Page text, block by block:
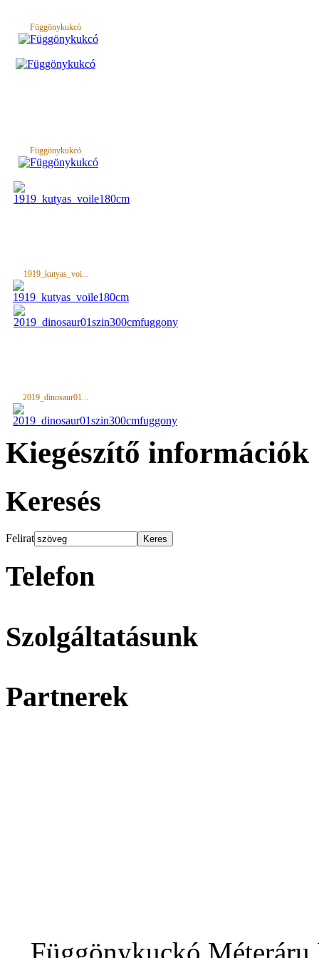
Függönykukcó
Függönykukcó
1919_kutyas_voi...
2019_dinosaur01...
Kiegészítő információk
Keresés
Felirat
Telefon
Szolgáltatásunk
Partnerek